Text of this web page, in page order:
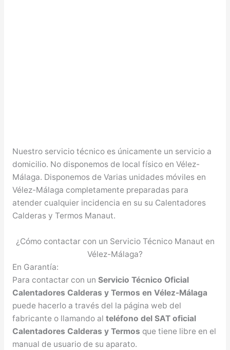
Nuestro servicio técnico es únicamente un servicio a
domicilio. No disponemos de local físico en Vélez-
Málaga. Disponemos de Varias unidades móviles en
Vélez-Málaga completamente preparadas para
atender cualquier incidencia en su su Calentadores
Calderas y Termos Manaut.
¿Cómo contactar con un Servicio Técnico Manaut en
Vélez-Málaga?
En Garantía:
Para contactar con un Servicio Técnico Oficial
Calentadores Calderas y Termos en Vélez-Málaga
puede hacerlo a través del la página web del
fabricante o llamando al teléfono del SAT oficial
Calentadores Calderas y Termos que tiene libre en el
manual de usuario de su aparato.